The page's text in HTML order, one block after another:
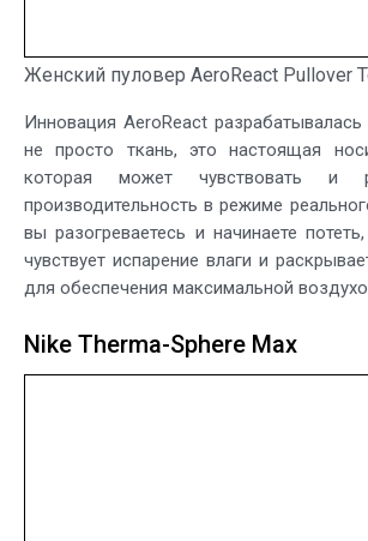
Женский пуловер AeroReact Pullover
Инновация AeroReact
не просто ткань, это настоящая
которая может чувствовать и
производительность в режиме
вы разогреваетесь и начинаете
чувствует испарение влаги и
для обеспечения максимальной
Nike Therma-Sphere Max